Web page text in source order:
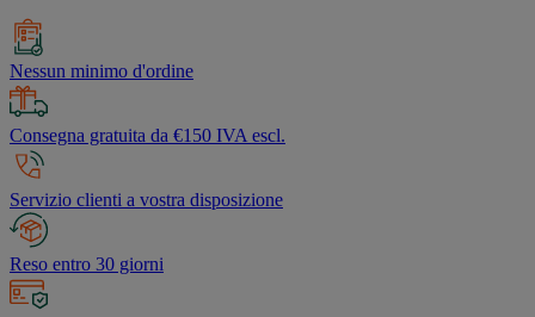
Nessun minimo d'ordine
Consegna gratuita da €150 IVA escl.
Servizio clienti a vostra disposizione
Reso entro 30 giorni